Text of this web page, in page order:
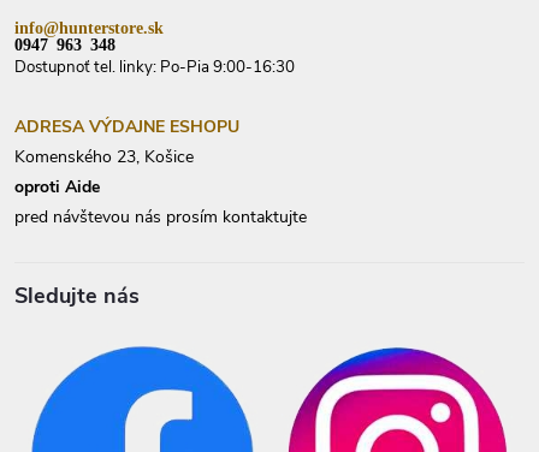
info@hunterstore.sk
0947 963 348
Dostupnoť tel. linky: Po-Pia 9:00-16:30
ADRESA VÝDAJNE ESHOPU
Komenského 23, Košice
oproti Aide
pred návštevou nás prosím kontaktujte
Sledujte nás